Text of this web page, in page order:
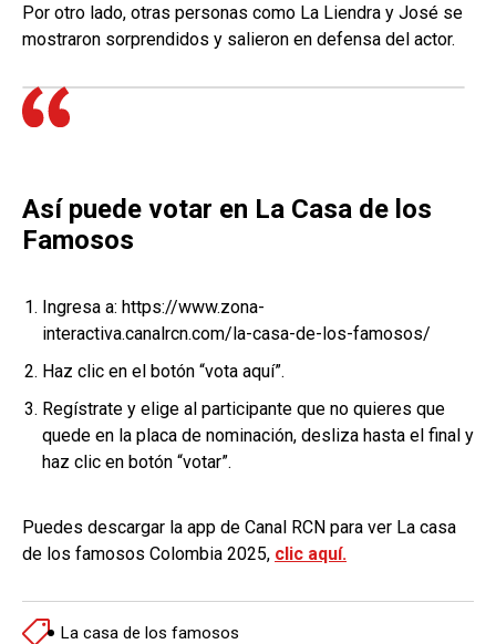
Por otro lado, otras personas como La Liendra y José se
mostraron sorprendidos y salieron en defensa del actor.
Así puede votar en La Casa de los
Famosos
Ingresa a: https://www.zona-
interactiva.canalrcn.com/la-casa-de-los-famosos/
Haz clic en el botón “vota aquí”.
Regístrate y elige al participante que no quieres que
quede en la placa de nominación, desliza hasta el final y
haz clic en botón “votar”.
Puedes descargar la app de Canal RCN para ver La casa
de los famosos Colombia 2025, clic aquí.
La casa de los famosos